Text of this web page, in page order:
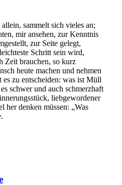
sammelt sich vieles an;
mir ansehen, zur Kenntnis
zur Seite gelegt,
Schritt sein wird,
Zeit brauchen, so kurz
heute machen und nehmen
zu entscheiden: was ist Müll
schwer und auch schmerzhaft
liebgewordener
her denken müssen: „Was